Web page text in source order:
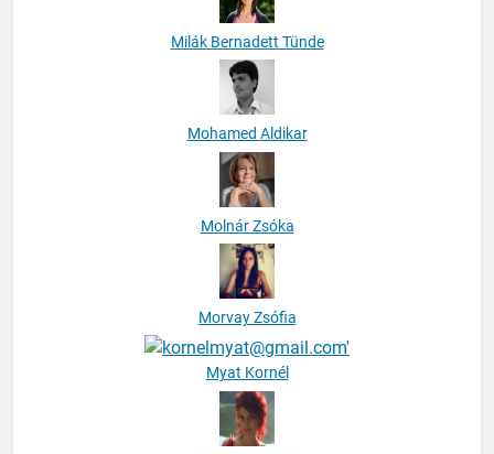
Milák Bernadett Tünde
Mohamed Aldikar
Molnár Zsóka
Morvay Zsófia
Myat Kornél